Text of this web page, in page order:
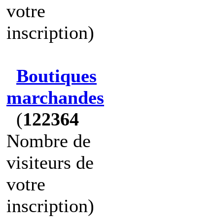
votre
inscription)
Boutiques
marchandes
(122364
Nombre de
visiteurs de
votre
inscription)